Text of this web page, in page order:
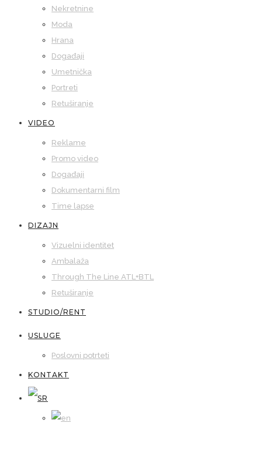
Nekretnine
Moda
Hrana
Događaji
Umetnička
Portreti
Retuširanje
VIDEO
Reklame
Promo video
Događaji
Dokumentarni film
Time lapse
DIZAJN
Vizuelni identitet
Ambalaža
Through The Line ATL+BTL
Retuširanje
STUDIO/RENT
USLUGE
Poslovni potrteti
KONTAKT